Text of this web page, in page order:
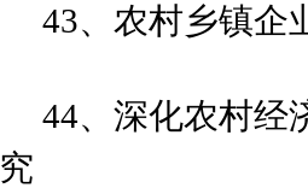
43、农村乡镇企
44、深化农村经
究